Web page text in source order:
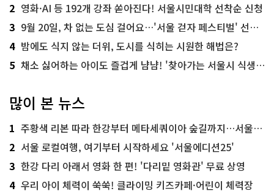
2 영화·AI 등 192개 강좌 쏟아진다! 서울시민대학 선착순 신청
3 9월 20일, 차 없는 도심 걸어요…'서울 걷자 페스티벌' 선착순 5천명
4 밤에도 식지 않는 더위, 도시를 식히는 시원한 해법은?
5 채소 싫어하는 아이도 즐겁게 냠냠! '찾아가는 서울시 식생활 교육' 현장
많이 본 뉴스
1 주황색 리본 따라 한강부터 메타세쿼이아 숲길까지…서울둘레길 15코스
2 서울 로컬여행, 여기부터 시작하세요 '서울에디션25'
3 한강 다리 아래서 영화 한 편! '다리밑 영화관' 무료 상영
4 우리 아이 체력이 쑥쑥! 클라이밍 키즈카페·어린이 체력장